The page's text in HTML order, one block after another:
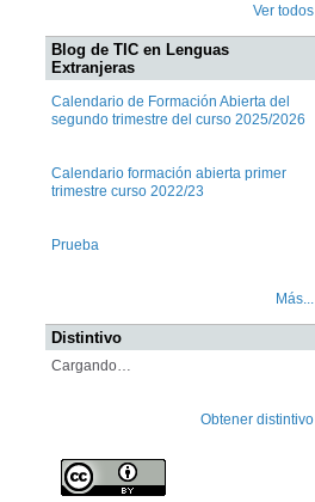
Ver todos
Blog de TIC en Lenguas
Extranjeras
Calendario de Formación Abierta del
segundo trimestre del curso 2025/2026
Calendario formación abierta primer
trimestre curso 2022/23
Prueba
Más...
Distintivo
Cargando…
Obtener distintivo